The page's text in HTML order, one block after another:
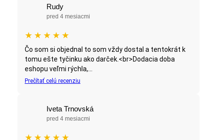
Rudy
pred 4 mesiacmi
★ ★ ★ ★ ★
Čo som si objednal to som vždy dostal a tentokrát k
tomu ešte tyčinku ako darček.<br>Dodacia doba
eshopu veľmi rýchla,...
Prečítať celú recenziu
Iveta Trnovská
pred 4 mesiacmi
★ ★ ★ ★ ★